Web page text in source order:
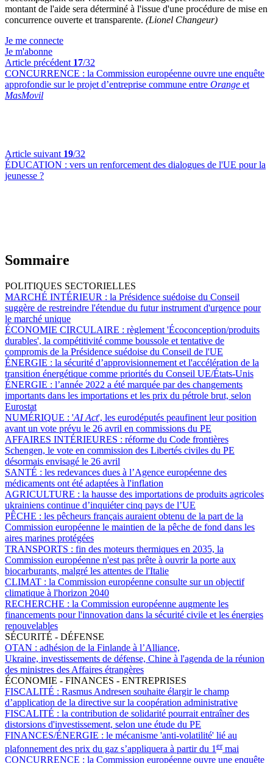
montant de l'aide sera déterminé à l'issue d'une procédure de mise en
concurrence ouverte et transparente. (Lionel Changeur)
Je me connecte
Je m'abonne
Article précédent 17/32
CONCURRENCE : la Commission européenne ouvre une enquête
approfondie sur le projet d’entreprise commune entre Orange et
MasMovil
Article suivant 19/32
ÉDUCATION : vers un renforcement des dialogues de l'UE pour la
jeunesse ?
Sommaire
POLITIQUES SECTORIELLES
MARCHÉ INTÉRIEUR : la Présidence suédoise du Conseil
suggère de restreindre l'étendue du futur instrument d'urgence pour
le marché unique
ÉCONOMIE CIRCULAIRE : règlement 'Écoconception/produits
durables', la compétitivité comme boussole et tentative de
compromis de la Présidence suédoise du Conseil de l'UE
ÉNERGIE : la sécurité d’approvisionnement et l'accélération de la
transition énergétique comme priorités du Conseil UE/États-Unis
ÉNERGIE : l’année 2022 a été marquée par des changements
importants dans les importations et les prix du pétrole brut, selon
Eurostat
NUMÉRIQUE : 'AI Act', les eurodéputés peaufinent leur position
avant un vote prévu le 26 avril en commissions du PE
AFFAIRES INTÉRIEURES : réforme du Code frontières
Schengen, le vote en commission des Libertés civiles du PE
désormais envisagé le 26 avril
SANTÉ : les redevances dues à l’Agence européenne des
médicaments ont été adaptées à l'inflation
AGRICULTURE : la hausse des importations de produits agricoles
ukrainiens continue d’inquiéter cinq pays de l’UE
PÊCHE : les pêcheurs français auraient obtenu de la part de la
Commission européenne le maintien de la pêche de fond dans les
aires marines protégées
TRANSPORTS : fin des moteurs thermiques en 2035, la
Commission européenne n'est pas prête à ouvrir la porte aux
biocarburants, malgré les attentes de l'Italie
CLIMAT : la Commission européenne consulte sur un objectif
climatique à l'horizon 2040
RECHERCHE : la Commission européenne augmente les
financements pour l'innovation dans la sécurité civile et les énergies
renouvelables
SÉCURITÉ - DÉFENSE
OTAN : adhésion de la Finlande à l’Alliance,
Ukraine, investissements de défense, Chine à l'agenda de la réunion
des ministres des Affaires étrangères
ÉCONOMIE - FINANCES - ENTREPRISES
FISCALITÉ : Rasmus Andresen souhaite élargir le champ
d’application de la directive sur la coopération administrative
FISCALITÉ : la contribution de solidarité pourrait entraîner des
distorsions d'investissement, selon une étude du PE
FINANCES/ÉNERGIE : le mécanisme 'anti-volatilité' lié au
plafonnement des prix du gaz s’appliquera à partir du 1 ermai
CONCURRENCE : la Commission européenne ouvre une enquête